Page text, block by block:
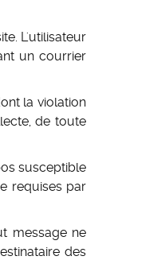
L'utilisateur
un courrier
la violation
de toute
susceptible
requises par
message ne
des